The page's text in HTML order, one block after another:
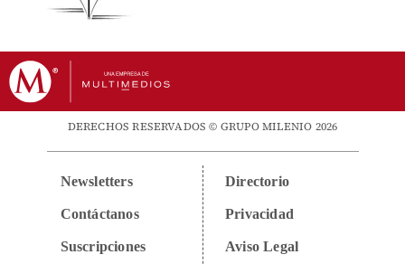
DERECHOS RESERVADOS © GRUPO MILENIO 2026
Newsletters
Contáctanos
Suscripciones
Directorio
Privacidad
Aviso Legal